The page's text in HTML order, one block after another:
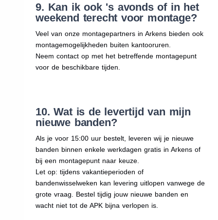
9. Kan ik ook 's avonds of in het
weekend terecht voor montage?
Veel van onze montagepartners in Arkens bieden ook
montagemogelijkheden buiten kantooruren.
Neem contact op met het betreffende montagepunt
voor de beschikbare tijden.
10. Wat is de levertijd van mijn
nieuwe banden?
Als je voor 15:00 uur bestelt, leveren wij je nieuwe
banden binnen enkele werkdagen gratis in Arkens of
bij een montagepunt naar keuze.
Let op: tijdens vakantieperioden of
bandenwisselweken kan levering uitlopen vanwege de
grote vraag. Bestel tijdig jouw nieuwe banden en
wacht niet tot de APK bijna verlopen is.